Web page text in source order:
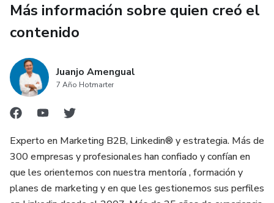
❌ Publicas contenido, pero no genera interacción ni leads.
contenido y generación de contactos e influencia.
🎯 ¿Qué incluye nuestra mentoría?
✔️ Optimización del perfiles y estrategia de
posicionamiento para que tu audiencia ideal te vea como un
referente.
Más información sobre quien creó el
contenido
Juanjo Amengual
7 Año Hotmarter
Experto en Marketing B2B, Linkedin® y estrategia. Más de
300 empresas y profesionales han confiado y confían en
que les orientemos con nuestra mentoría , formación y
planes de marketing y en que les gestionemos sus perfiles